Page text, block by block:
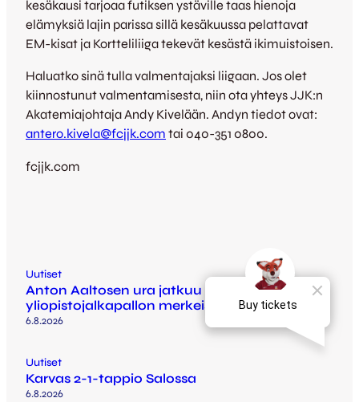
kesäkausi tarjoaa futiksen ystäville taas hienoja
elämyksiä lajin parissa sillä kesäkuussa pelattavat
EM-kisat ja Kortteliliiga tekevät kesästä ikimuistoisen.
Haluatko sinä tulla valmentajaksi liigaan. Jos olet
kiinnostunut valmentamisesta, niin ota yhteys JJK:n
Akatemiajohtaja Andy Kivelään. Andyn tiedot ovat:
antero.kivela@fcjjk.com tai 040-351 0800.
fcjjk.com
Uutiset
Anton Aaltosen ura jatkuu Arizonassa
yliopistojalkapallon merkeissä
6.8.2026
Uutiset
Karvas 2-1-tappio Salossa
6.8.2026